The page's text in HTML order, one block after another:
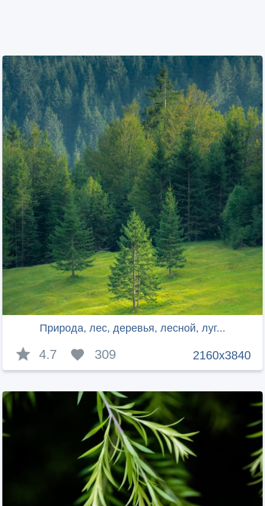
Природа, лес, деревья, лесной, луг...
2160x3840
4.7 309